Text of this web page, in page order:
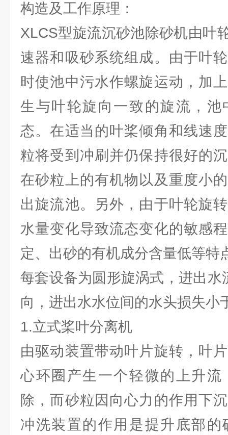
构造及工作原理：
XLCS型旋流沉砂池除砂机由叶
速器和吸砂系统组成。由于叶
时使池中污水作螺旋运动，加
生与叶轮旋向一致的旋流，池
态。在适当的叶桨倾角和线速
粒将受到冲刷并仍保持很好的
在砂粒上的有机物以及重度小
出旋流池。另外，由于叶轮旋
水量变化导致流态变化的敏感
定、出砂的有机成分含量低等特
每套设备为圆形旋涡式，进出
向，进出水水位间的水头损失小
1.立式桨叶分离机
由驱动装置带动叶片旋转，叶
心环圈产生一个轻微的上升流
除，而砂粒因向心力的作用下
冲洗装置的作用是提升底部